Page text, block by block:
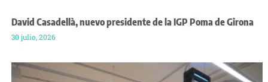
David Casadellà, nuevo presidente de la IGP Poma de Girona
30 julio, 2026